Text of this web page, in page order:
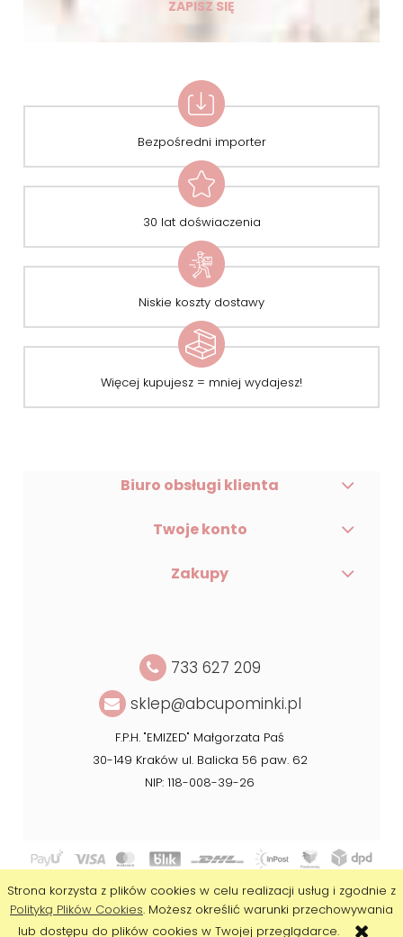
Strona korzysta z plików cookies w celu realizacji usług i zgodnie z
Polityką Plików Cookies. Możesz określić warunki przechowywania
lub dostępu do plików cookies w Twojej przeglądarce.
ZAPISZ SIĘ
Bezpośredni importer
30 lat doświaczenia
Niskie koszty dostawy
Więcej kupujesz = mniej wydajesz!
Biuro obsługi klienta
Twoje konto
Zakupy
733 627 209
sklep@abcupominki.pl
F.P.H. "EMIZED" Małgorzata Paś
30-149 Kraków ul. Balicka 56 paw. 62
NIP: 118-008-39-26
Copyright © 2020 ABC Upominki
Realizacja:Agencja Interaktywna DesignOrka|Sklep internetowy
Shoper.pl